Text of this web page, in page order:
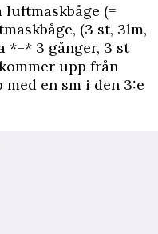
luftmaskbåge (=
(3 st, 3lm,
*–* 3 gånger, 3 st
upp från
en sm i den 3:e